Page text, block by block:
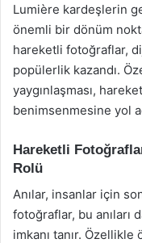
Lumière kardeşlerin
önemli bir dönüm
hareketli fotoğraflar,
popülerlik kazandı.
yaygınlaşması,
benimsenmesine yol
Hareketli
Rolü
Anılar, insanlar için
fotoğraflar, bu anıları
imkanı tanır.